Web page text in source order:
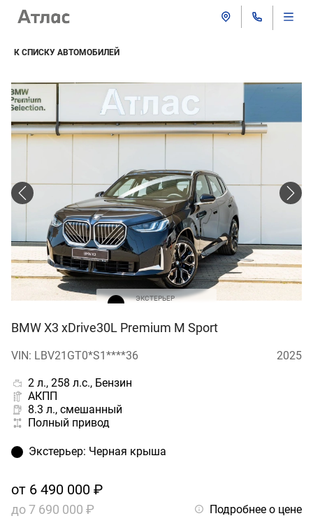
К СПИСКУ АВТОМОБИЛЕЙ
ЭКСТЕРЬЕР
BMW X3 xDrive30L Premium M Sport
VIN: LBV21GT0*S1****36 2025
2 л., 258 л.с., Бензин
АКПП
8.3 л., смешанный
Полный привод
Экстерьер: Черная крыша
от 6 490 000 ₽
до7 690 000 ₽ Подробнее о цене